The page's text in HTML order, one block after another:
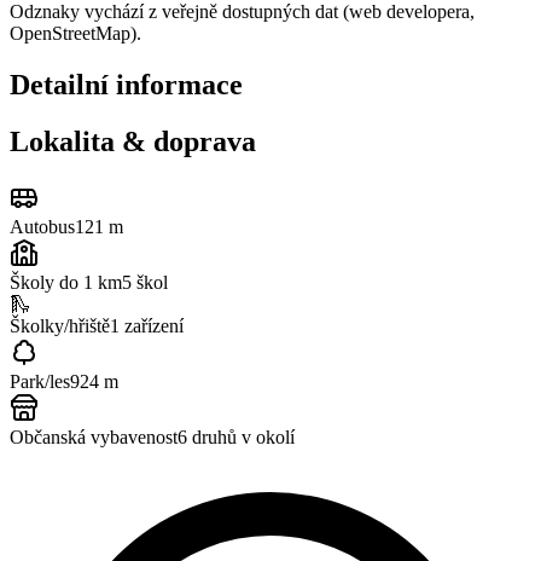
Odznaky vychází z veřejně dostupných dat (web developera,
OpenStreetMap).
Detailní informace
Lokalita & doprava
Autobus121 m
Školy do 1 km5 škol
🛝
Školky/hřiště1 zařízení
Park/les924 m
Občanská vybavenost6 druhů v okolí